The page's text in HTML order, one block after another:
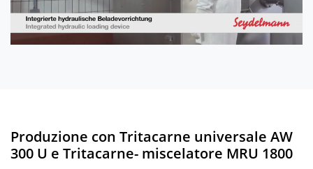
Produzione con Tritacarne universale AW
300 U e Tritacarne- miscelatore MRU 1800